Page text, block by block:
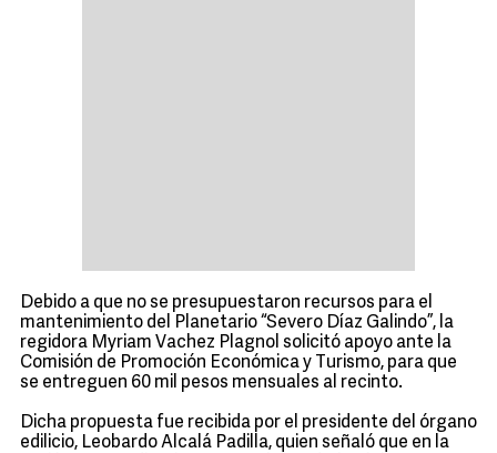
Debido a que no se presupuestaron recursos para el
mantenimiento del Planetario “Severo Díaz Galindo”, la
regidora Myriam Vachez Plagnol solicitó apoyo ante la
Comisión de Promoción Económica y Turismo, para que
se entreguen 60 mil pesos mensuales al recinto.
Dicha propuesta fue recibida por el presidente del órgano
edilicio, Leobardo Alcalá Padilla, quien señaló que en la